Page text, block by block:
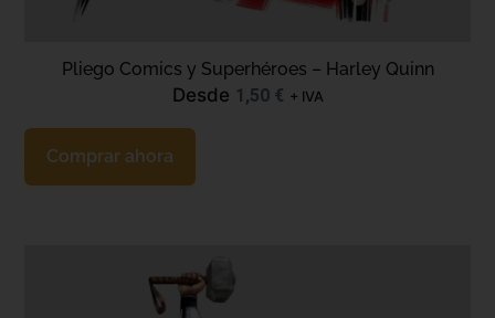
Pliego Comics y Superhéroes – Harley Quinn
Desde 1,50 € + IVA
Comprar ahora